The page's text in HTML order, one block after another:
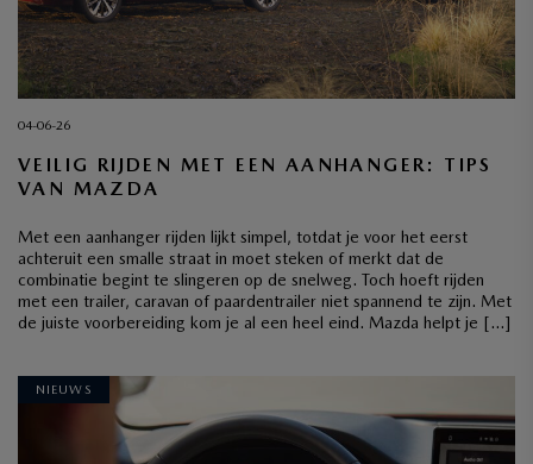
04-06-26
VEILIG RIJDEN MET EEN AANHANGER: TIPS
VAN MAZDA
Met een aanhanger rijden lijkt simpel, totdat je voor het eerst
achteruit een smalle straat in moet steken of merkt dat de
combinatie begint te slingeren op de snelweg. Toch hoeft rijden
met een trailer, caravan of paardentrailer niet spannend te zijn. Met
de juiste voorbereiding kom je al een heel eind. Mazda helpt je […]
NIEUWS